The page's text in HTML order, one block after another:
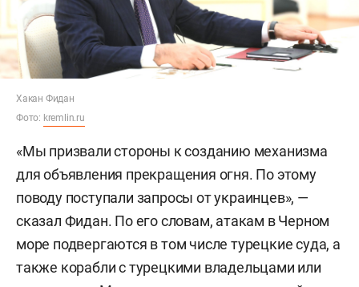
Хакан Фидан
Фото: kremlin.ru
«Мы призвали стороны к созданию механизма
для объявления прекращения огня. По этому
поводу поступали запросы от украинцев», —
сказал Фидан. По его словам, атакам в Черном
море подвергаются в том числе турецкие суда, а
также корабли с турецкими владельцами или